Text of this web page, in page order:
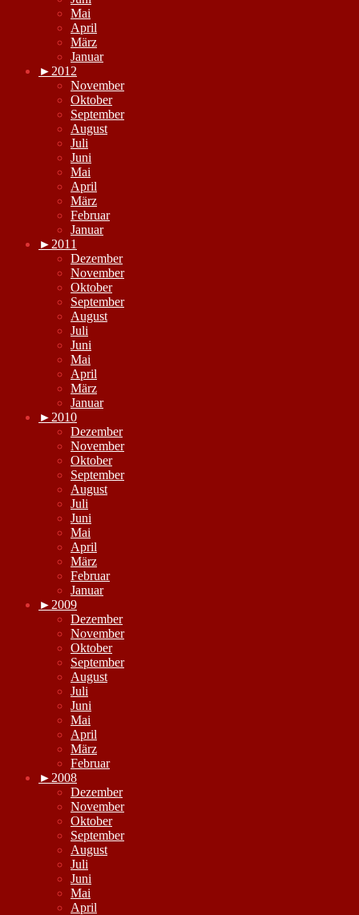
Mai
April
März
Januar
► 2012
November
Oktober
September
August
Juli
Juni
Mai
April
März
Februar
Januar
► 2011
Dezember
November
Oktober
September
August
Juli
Juni
Mai
April
März
Januar
► 2010
Dezember
November
Oktober
September
August
Juli
Juni
Mai
April
März
Februar
Januar
► 2009
Dezember
November
Oktober
September
August
Juli
Juni
Mai
April
März
Februar
► 2008
Dezember
November
Oktober
September
August
Juli
Juni
Mai
April